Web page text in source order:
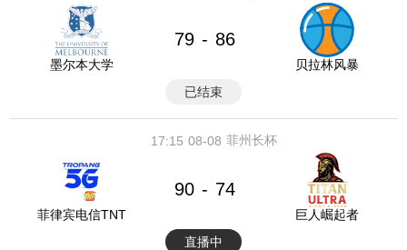
墨尔本大学
79 - 86
贝拉林风暴
已结束
08-08
17:15 菲州长杯
菲律宾电信TNT
90 - 74
巨人崛起者
直播中